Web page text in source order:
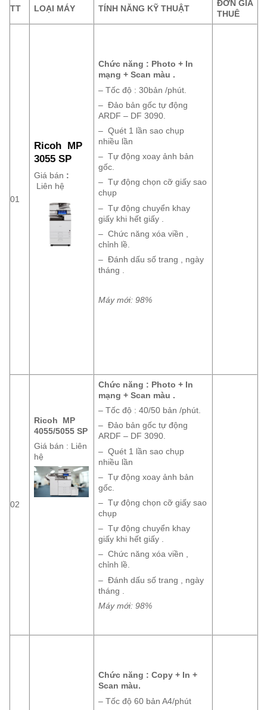
TT LOẠI MÁY TÍNH NĂNG KỸ THUẬT
ĐƠN GIÁ
THUÊ
01
Ricoh MP
3055 SP
Giá bán :
Liên hệ
Chức năng : Photo + In
mạng + Scan màu .
– Tốc độ : 30bản /phút.
– Đảo bản gốc tự động
ARDF – DF 3090.
– Quét 1 lần sao chụp
nhiều lần
– Tự động xoay ảnh bản
gốc.
– Tự động chọn cỡ giấy sao
chụp
– Tự động chuyển khay
giấy khi hết giấy .
– Chức năng xóa viền ,
chỉnh lề.
– Đánh dấu số trang , ngày
tháng .
Máy mới: 98%
02
Ricoh MP
4055/5055 SP
Giá bán : Liên
hệ
Chức năng : Photo + In
mạng + Scan màu .
– Tốc độ : 40/50 bản /phút.
– Đảo bản gốc tự động
ARDF – DF 3090.
– Quét 1 lần sao chụp
nhiều lần
– Tự động xoay ảnh bản
gốc.
– Tự động chọn cỡ giấy sao
chụp
– Tự động chuyển khay
giấy khi hết giấy .
– Chức năng xóa viền ,
chỉnh lề.
– Đánh dấu số trang , ngày
tháng .
Máy mới: 98%
Chức năng : Copy + In +
Scan màu.
– Tốc độ 60 bản A4/phút